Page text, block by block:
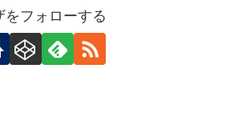
をフォローする